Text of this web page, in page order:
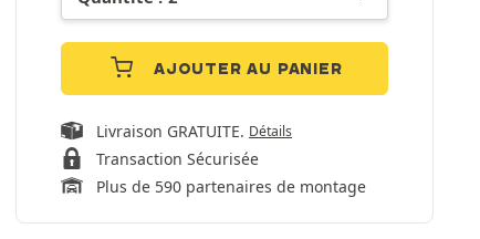
AJOUTER AU PANIER
Livraison GRATUITE. Détails
Transaction Sécurisée
Plus de 590 partenaires de montage